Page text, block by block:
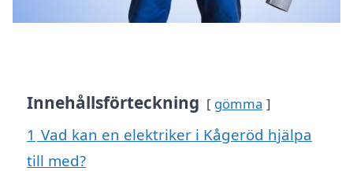
Innehållsförteckning gömma
1 Vad kan en elektriker i Kågeröd hjälpa
till med?